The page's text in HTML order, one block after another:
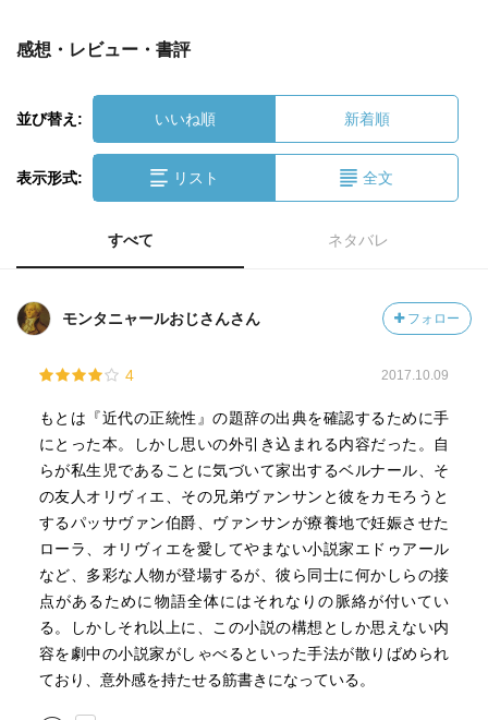
感想・レビュー・書評
並び替え: いいね順 新着順
表示形式: リスト 全文
すべて ネタバレ
モンタニャールおじさんさん フォロー
4 2017.10.09
もとは『近代の正統性』の題辞の出典を確認するために手
にとった本。しかし思いの外引き込まれる内容だった。自
らが私生児であることに気づいて家出するベルナール、そ
の友人オリヴィエ、その兄弟ヴァンサンと彼をカモろうと
するパッサヴァン伯爵、ヴァンサンが療養地で妊娠させた
ローラ、オリヴィエを愛してやまない小説家エドゥアール
など、多彩な人物が登場するが、彼ら同士に何かしらの接
点があるために物語全体にはそれなりの脈絡が付いてい
る。しかしそれ以上に、この小説の構想としか思えない内
容を劇中の小説家がしゃべるといった手法が散りばめられ
ており、意外感を持たせる筋書きになっている。